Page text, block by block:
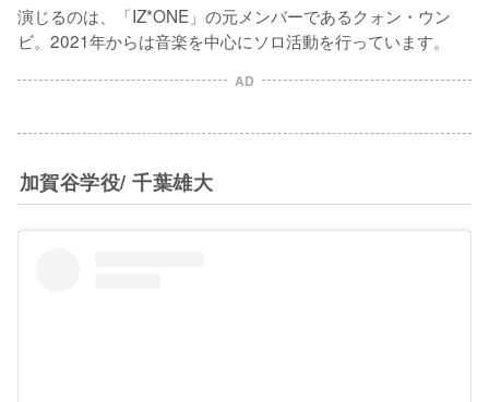
演じるのは、「IZ*ONE」の元メンバーであるクォン・ウン
ビ。2021年からは音楽を中心にソロ活動を行っています。
AD
加賀谷学役/ 千葉雄大